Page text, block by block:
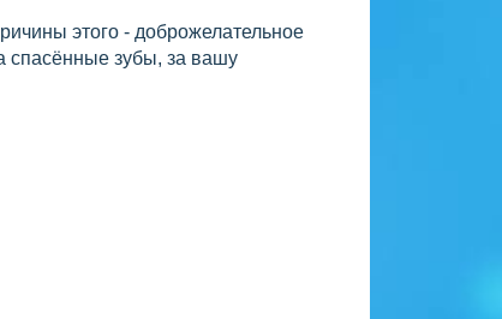
этого - доброжелательное
спасённые зубы, за вашу